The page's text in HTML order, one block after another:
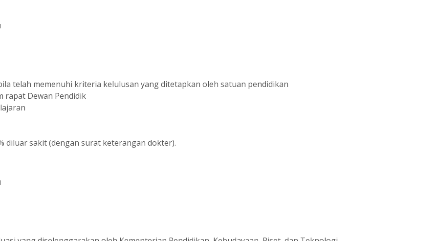
telah memenuhi kriteria kelulusan yang ditetapkan oleh satuan pendidikan
rapat Dewan Pendidik
diluar sakit (dengan surat keterangan dokter).